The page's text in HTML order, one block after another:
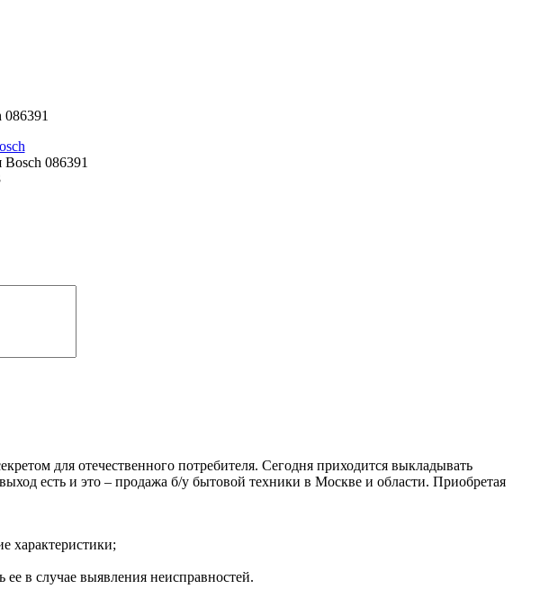
Bosch 086391
для отечественного потребителя. Сегодня приходится выкладывать
есть и это – продажа б/у бытовой техники в Москве и области. Приобретая
характеристики;
в случае выявления неисправностей.